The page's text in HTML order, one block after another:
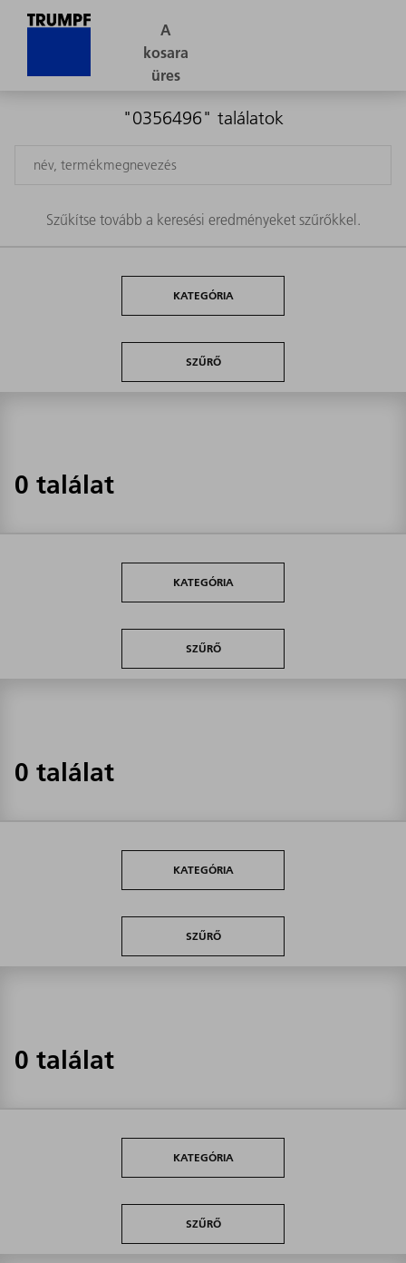
"0356496" találatok
Szűkítse tovább a keresési eredményeket szűrőkkel.
KATEGÓRIA
SZŰRŐ
0 találat
KATEGÓRIA
SZŰRŐ
0 találat
KATEGÓRIA
SZŰRŐ
0 találat
KATEGÓRIA
SZŰRŐ